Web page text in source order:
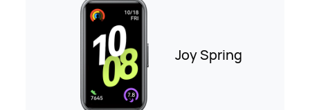
Joy Spring